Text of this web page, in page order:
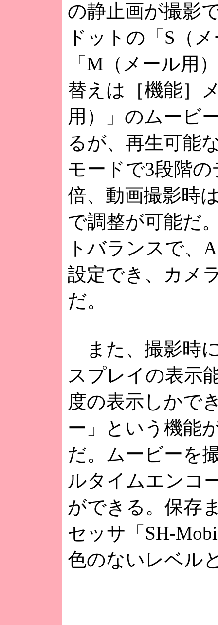
の静止画が撮影
ドットの「S（
「M（メール用
替えは［機能］
用）」のムービ
るが、再生可能
モードで3段階
倍、動画撮影時
で調整が可能だ
トバランスで、
設定でき、カメ
だ。
また、撮影時
スプレイの表示
度の表示しかで
ー」という機能
だ。ムービーを
ルタイムエンコ
ができる。保存
セッサ「SH-
色のないレベル